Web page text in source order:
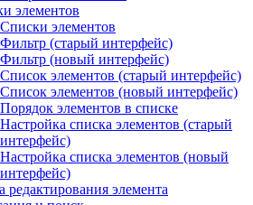
элементов
Списки элементов
Фильтр (старый интерфейс)
Фильтр (новый интерфейс)
Список элементов (старый интерфейс)
Список элементов (новый интерфейс)
Порядок элементов в списке
Настройка списка элементов (старый
интерфейс)
Настройка списка элементов (новый
интерфейс)
редактирования элемента